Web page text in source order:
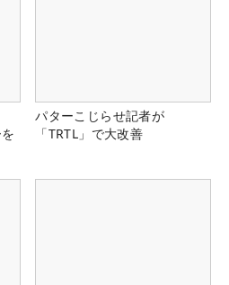
パターこじらせ記者が
「TRTL」で大改善